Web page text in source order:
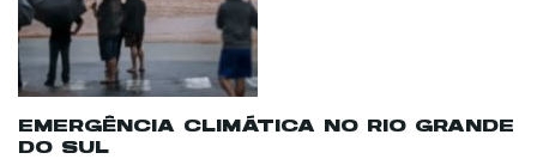
EMERGÊNCIA CLIMÁTICA NO RIO GRANDE
DO SUL